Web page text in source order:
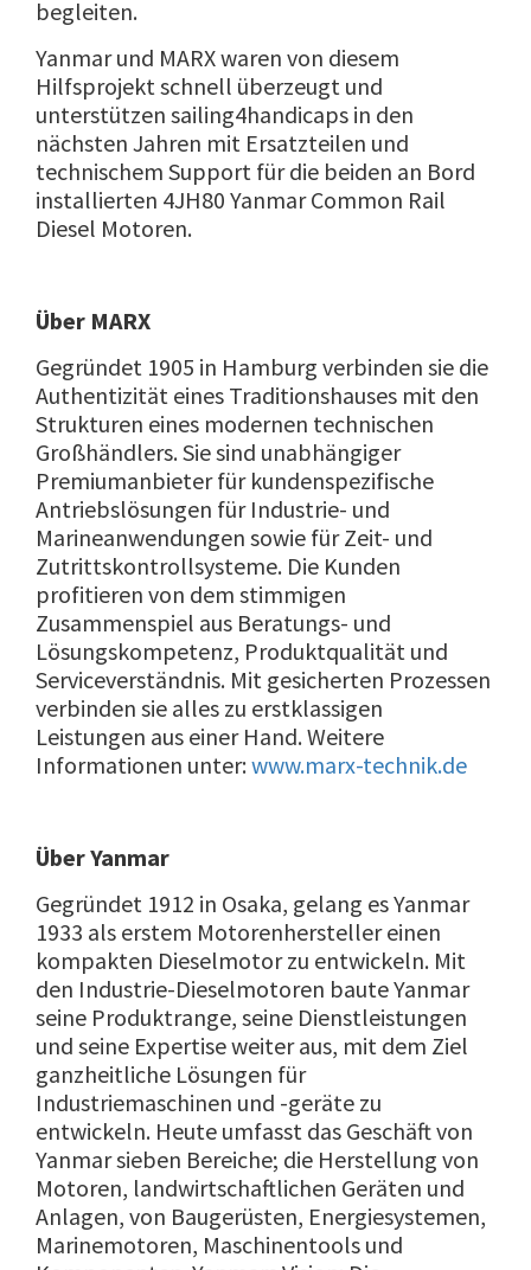
begleiten.
Yanmar und MARX waren von diesem
Hilfsprojekt schnell überzeugt und
unterstützen sailing4handicaps in den
nächsten Jahren mit Ersatzteilen und
technischem Support für die beiden an Bord
installierten 4JH80 Yanmar Common Rail
Diesel Motoren.
Über MARX
Gegründet 1905 in Hamburg verbinden sie die
Authentizität eines Traditionshauses mit den
Strukturen eines modernen technischen
Großhändlers. Sie sind unabhängiger
Premiumanbieter für kundenspezifische
Antriebslösungen für Industrie- und
Marineanwendungen sowie für Zeit- und
Zutrittskontrollsysteme. Die Kunden
profitieren von dem stimmigen
Zusammenspiel aus Beratungs- und
Lösungskompetenz, Produktqualität und
Serviceverständnis. Mit gesicherten Prozessen
verbinden sie alles zu erstklassigen
Leistungen aus einer Hand. Weitere
Informationen unter:www.marx-technik.de
Über Yanmar
Gegründet 1912 in Osaka, gelang es Yanmar
1933 als erstem Motorenhersteller einen
kompakten Dieselmotor zu entwickeln. Mit
den Industrie-Dieselmotoren baute Yanmar
seine Produktrange, seine Dienstleistungen
und seine Expertise weiter aus, mit dem Ziel
ganzheitliche Lösungen für
Industriemaschinen und -geräte zu
entwickeln. Heute umfasst das Geschäft von
Yanmar sieben Bereiche; die Herstellung von
Motoren, landwirtschaftlichen Geräten und
Anlagen, von Baugerüsten, Energiesystemen,
Marinemotoren, Maschinentools und